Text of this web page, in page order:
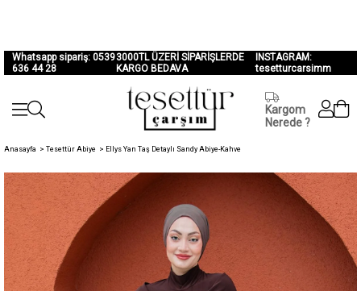
Whatsapp sipariş: 0539
636 44 28
3000TL ÜZERİ SİPARİŞLERDE
KARGO BEDAVA
INSTAGRAM:
tesetturcarsimm
Kargom
Nerede ?
Anasayfa > Tesettür Abiye > Ellys Yan Taş Detaylı Sandy Abiye-Kahve